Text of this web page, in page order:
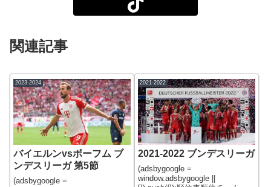
関連記事
2023-2024
バイエルンvsボーフム ブ
ンデスリーガ 第5節
(adsbygoogle =
2021-2022
2021-2022 ブンデスリーガ
(adsbygoogle =
window.adsbygoogle ||